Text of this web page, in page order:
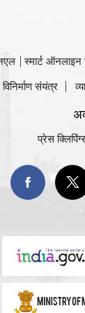
स्मार्ट
विनिर्माण संयंत्र
प्रेस